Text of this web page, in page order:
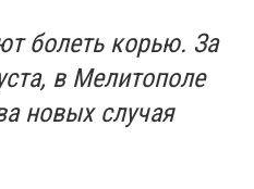
болеть корью. За
в Мелитополе
новых случая